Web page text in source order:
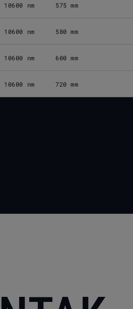
10600 nm 575 mm
10600 nm 580 mm
10600 nm 600 mm
10600 nm 720 mm